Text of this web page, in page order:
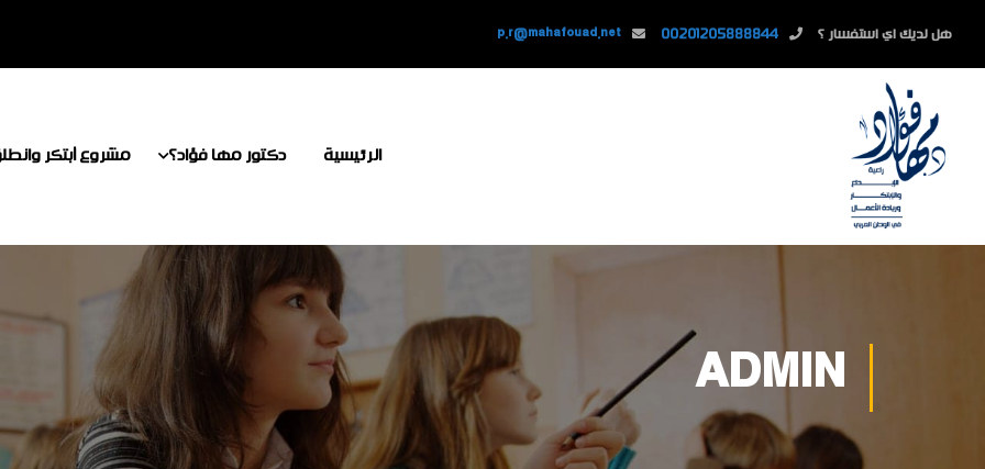
هل لديك اي استفسار ؟ 00201205888844
p.r@mahafouad.net
الرئيسية دكتور مها فؤاد؟ مشروع أبتكر
ADMIN